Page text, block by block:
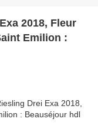
2018, Fleur
Emilion :